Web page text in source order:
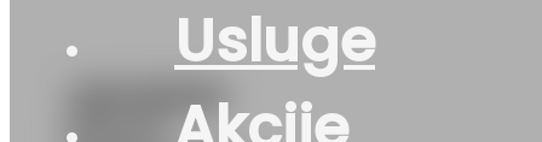
Usluge
265/35R18
PILOT-